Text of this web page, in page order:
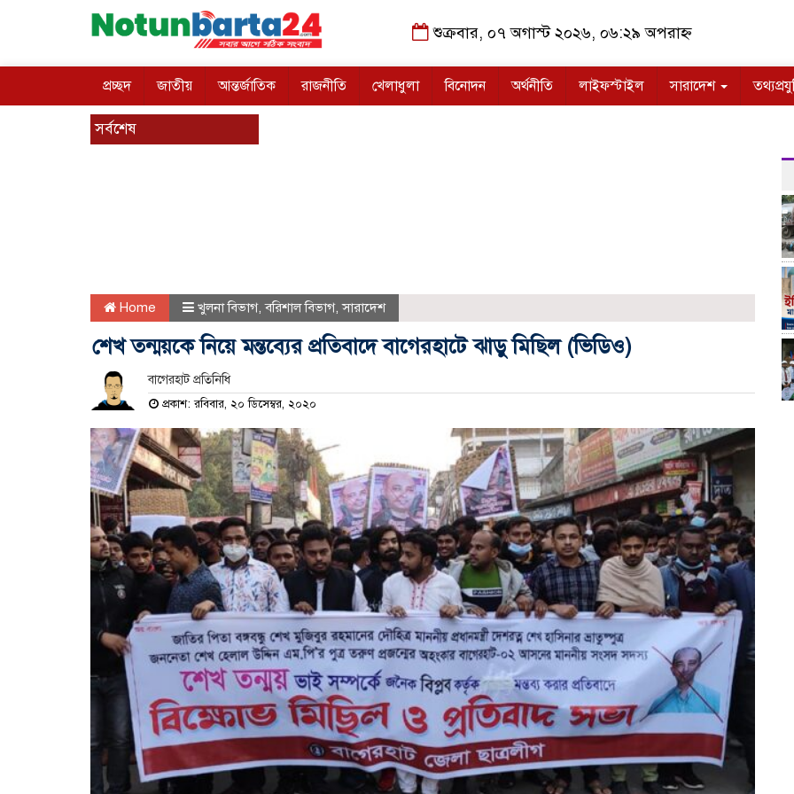
শুক্রবার, ০৭ অগাস্ট ২০২৬, ০৬:২৯ অপরাহ্ন
প্রচ্ছদ জাতীয় আন্তর্জাতিক রাজনীতি খেলাধুলা বিনোদন অর্থনীতি লাইফস্টাইল সারাদেশ
সর্বশেষ
Home খুলনা বিভাগ,বরিশাল বিভাগ,সারাদেশ
শেখ তন্ময়কে নিয়ে মন্তব্যের প্রতিবাদে বাগেরহাটে ঝাড়ু মিছিল (ভিডিও)
বাগেরহাট প্রতিনিধি
প্রকাশ: রবিবার, ২০ ডিসেম্বর, ২০২০